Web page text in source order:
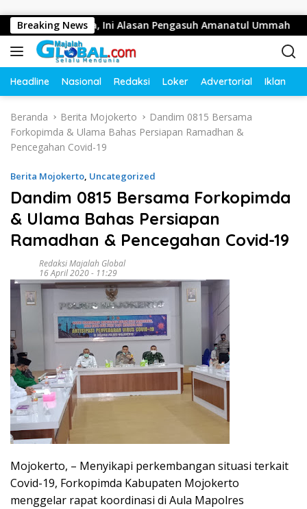
Breaking News
Juta, Ini Alasan Pengasuh Amanatul Ummah
Headline Nasional Redaksi Loker Advertorial Iklan
Beranda Berita Mojokerto
Dandim 0815 Bersama
Forkopimda & Ulama Bahas Persiapan Ramadhan &
Pencegahan Covid-19
Berita Mojokerto, Uncategorized
Dandim 0815 Bersama Forkopimda
& Ulama Bahas Persiapan
Ramadhan & Pencegahan Covid-19
Redaksi Majalah Global
16 April 2020 - 11:29
Mojokerto, – Menyikapi perkembangan situasi terkait
Covid-19, Forkopimda Kabupaten Mojokerto
menggelar rapat koordinasi di Aula Mapolres